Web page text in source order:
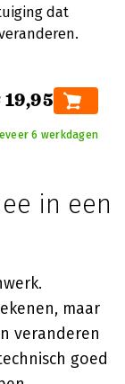
dat
6 werkdagen
in een
maar
veranderen
goed